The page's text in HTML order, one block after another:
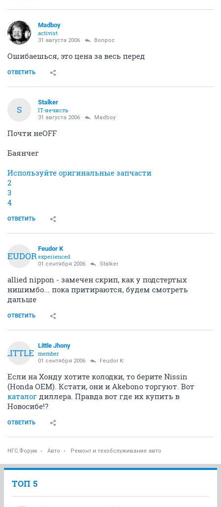
Madboy
activist
31 августа 2006 Bonpoc
Ошибаешься, это цена за весь перед
ОТВЕТИТЬ
S
Stalker
IT-нечисть
31 августа 2006 Madboy
Почти неOFF
Баянчег
Используйте оригинальные запчасти
2
3
4
ОТВЕТИТЬ
FEUDOR
Feudor K
experienced
01 сентября 2006 Stalker
allied nippon - замечен скрип, как у подстертых
нишимбо... пока притираются, будем смотреть
дальше
ОТВЕТИТЬ
LITTLE
Little Jhony
member
01 сентября 2006 Feudor K
Если на Хонду хотите колодки, то берите Nissin
(Honda OEM). Кстати, они и Akebono торгуют. Вот
каталог диллера. Правда вот где их купить в
Новосибе!?
ОТВЕТИТЬ
НГС.Форум Авто Ремонт и техобслуживание авто
ТОП 5